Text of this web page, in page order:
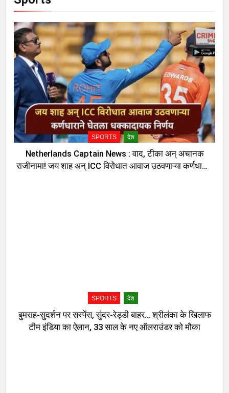
SPORTS देश
Netherlands Captain News : वाद, टीका अन् अचानक
राजीनामा! जय शाह अन् ICC विरोधात आवाज उठवणाऱ्या कर्णधाराने
SPORTS देश
बुमराह-सुदर्शन पर सस्पेंस, सुंदर-रेड्डी बाहर… श्रीलंका के खिलाफ
टीम इंडिया का ऐलान, 33 साल के नए ऑलराउंडर को मौका